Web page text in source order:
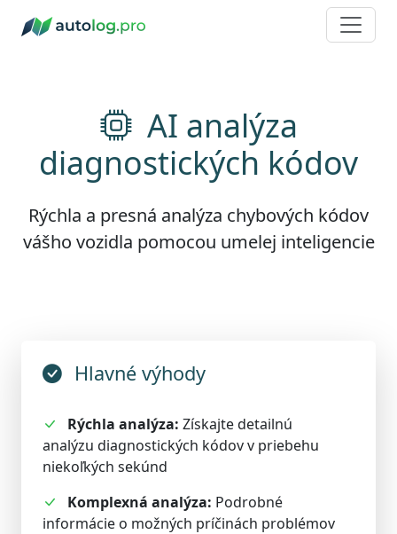
AI analýza
diagnostických kódov
Rýchla a presná analýza chybových kódov
vášho vozidla pomocou umelej inteligencie
Hlavné výhody
Rýchla analýza: Získajte detailnú
analýzu diagnostických kódov v priebehu
niekoľkých sekúnd
Komplexná analýza: Podrobné
informácie o možných príčinách problémov